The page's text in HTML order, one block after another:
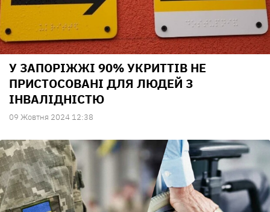
У ЗАПОРІЖЖІ 90% УКРИТТІВ НЕ
ПРИСТОСОВАНІ ДЛЯ ЛЮДЕЙ З
ІНВАЛІДНІСТЮ
09 Жовтня 2024 12:38